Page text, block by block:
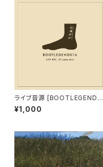
ライブ音源 [BOOTLEGEND01
A]
¥1,000